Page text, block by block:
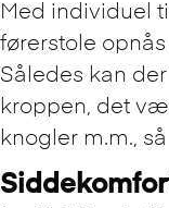
Med individuel
førerstole
Således kan
kroppen, det
knogler m.m.,